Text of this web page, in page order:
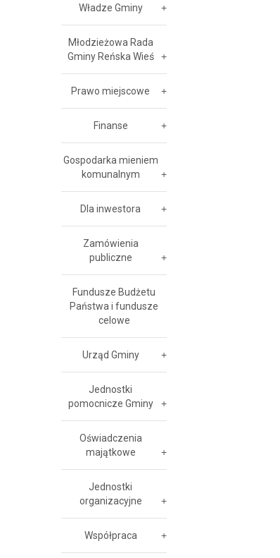
Władze Gminy
Młodzieżowa Rada
Gminy Reńska Wieś
Prawo miejscowe
Finanse
Gospodarka mieniem
komunalnym
Dla inwestora
Zamówienia
publiczne
Fundusze Budżetu
Państwa i fundusze
celowe
Urząd Gminy
Jednostki
pomocnicze Gminy
Oświadczenia
majątkowe
Jednostki
organizacyjne
Współpraca